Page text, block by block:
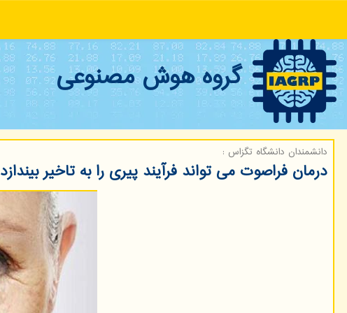
گروه هوش مصنوعی
دانشمندان دانشگاه تگزاس :
درمان فراصوت می تواند فرآیند پیری را به تاخیر بیندازد